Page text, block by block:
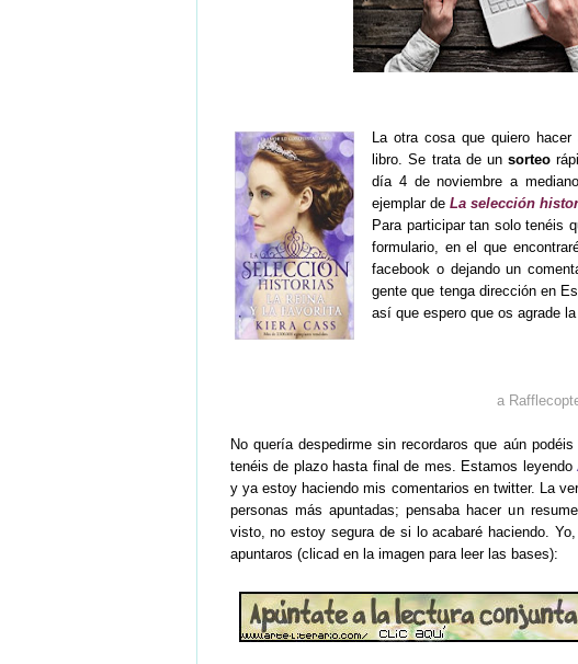
La otra cosa que quiero
libro. Se trata de un sorteo
día 4 de noviembre a
ejemplar deLa selección
Para participar tan solo tenéis
formulario, en el que
facebook o dejando un
gente que tenga dirección en
así que espero que os agrade
a
No quería despedirme sin recordaros que aún
tenéis de plazo hasta final de mes. Estamos leyendo
y ya estoy haciendo mis comentarios en twitter. La
personas más apuntadas; pensaba hacer un
visto, no estoy segura de si lo acabaré haciendo.
apuntaros (clicad en la imagen para leer las bases):